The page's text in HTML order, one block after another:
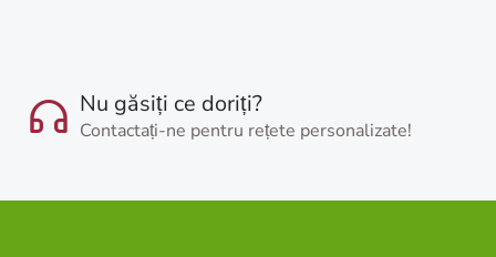
Nu găsiți ce doriți?
Contactați-ne pentru rețete personalizate!